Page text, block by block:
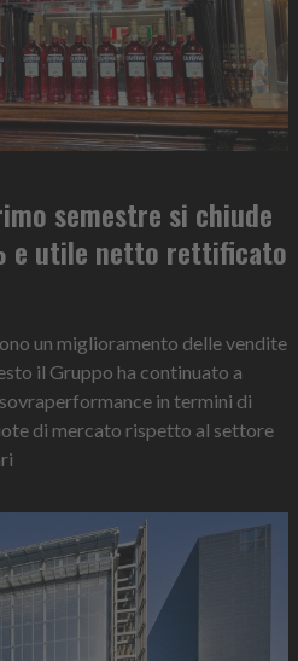
semestre si chiude
e utile netto rettificato
un miglioramento delle vendite
il Gruppo ha continuato a
in termini di
di mercato rispetto al settore